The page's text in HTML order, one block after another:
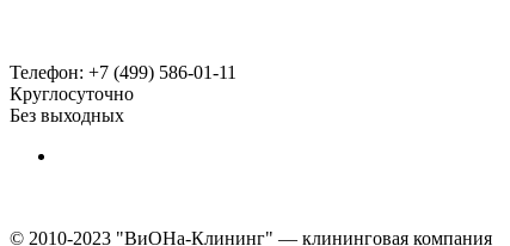
Телефон: +7 (499) 586-01-11
Круглосуточно
Без выходных
© 2010-2023 "ВиОНа-Клининг" — клининговая компания